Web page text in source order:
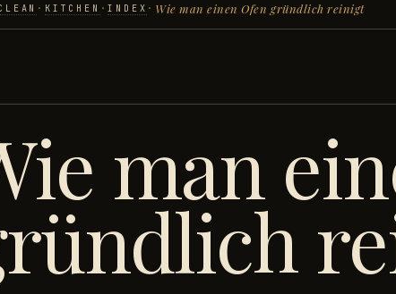
· KITCHEN ·INDEX · Wie man einen Ofen gründlich reinigt
man